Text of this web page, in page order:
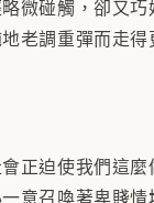
微碰觸，卻又
老調重彈而走
正迫使我們這
意召喚著卑賤情